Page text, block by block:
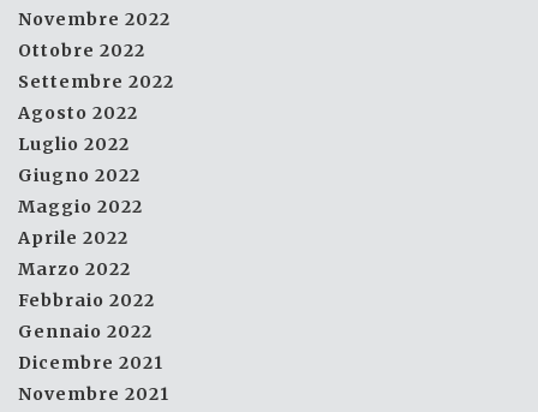
Novembre 2022
Ottobre 2022
Settembre 2022
Agosto 2022
Luglio 2022
Giugno 2022
Maggio 2022
Aprile 2022
Marzo 2022
Febbraio 2022
Gennaio 2022
Dicembre 2021
Novembre 2021